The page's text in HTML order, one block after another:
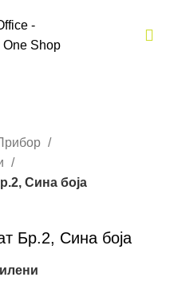
Сина боја
Бр.2, Сина боја